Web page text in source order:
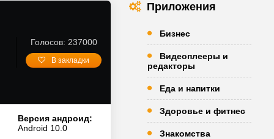
Голосов: 237000
В закладки
Версия андроид:
Android 10.0
Приложения
Бизнес
Видеоплееры и
редакторы
Еда и напитки
Здоровье и фитнес
Знакомства